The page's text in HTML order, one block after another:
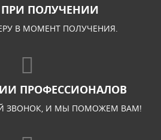
ПРИ ПОЛУЧЕНИИ
В МОМЕНТ ПОЛУЧЕНИЯ.
ПРОФЕССИОНАЛОВ
ЗВОНОК, И МЫ ПОМОЖЕМ ВАМ!